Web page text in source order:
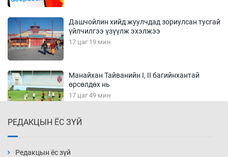
Дашчойлин хийд жуулчдад зориулсан тусгай
үйлчилгээ үзүүлж эхэлжээ
17 цаг 19 мин
Манайхан Тайванийн I, II багийнхантай
өрсөлдөх нь
17 цаг 49 мин
18 цаг 19 мин
РЕДАКЦЫН ЁС ЗҮЙ
Редакцын ёс зүй